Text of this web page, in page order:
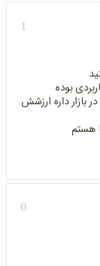
1
بوده
در بازار داره ارزشش
هستم
0